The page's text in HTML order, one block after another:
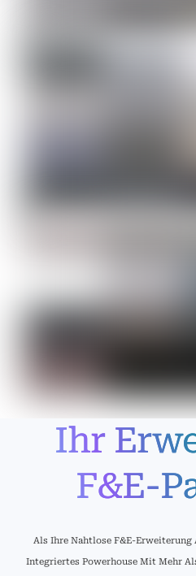
Ihr
F&E-
Als Ihre Nahtlose F&E-
Integriertes Powerhouse Mit Mehr